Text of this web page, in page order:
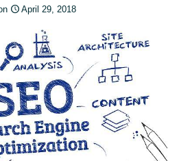
April 29, 2018